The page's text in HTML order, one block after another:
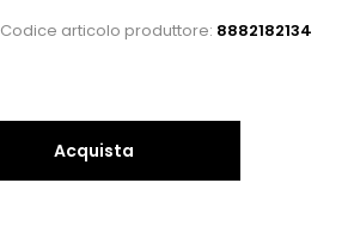
Codice articolo produttore: 8882182134
Acquista